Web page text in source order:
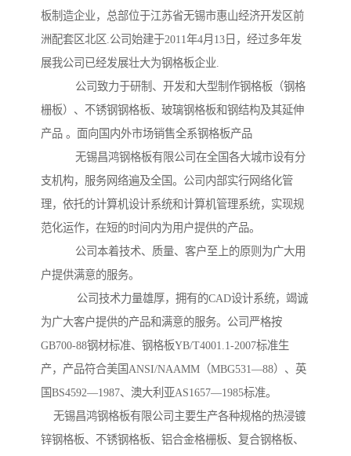
板制造企业，总部位于江苏省无锡市惠山经济开发区前
洲配套区北区.公司始建于2011年4月13日，经过多年发
展我公司已经发展壮大为钢格板企业.
公司致力于研制、开发和大型制作钢格板（钢格
栅板）、不锈钢钢格板、玻璃钢格板和钢结构及其延伸
产品 。面向国内外市场销售全系钢格板产品
无锡昌鸿钢格板有限公司在全国各大城市设有分
支机构，服务网络遍及全国。公司内部实行网络化管
理，依托的计算机设计系统和计算机管理系统，实现规
范化运作，在短的时间内为用户提供的产品。
公司本着技术、质量、客户至上的原则为广大用
户提供满意的服务。
公司技术力量雄厚，拥有的CAD设计系统，竭诚
为广大客户提供的产品和满意的服务。公司严格按
GB700-88钢材标准、钢格板YB/T4001.1-2007标准生
产，产品符合美国ANSI/NAAMM（MBG531—88）、英
国BS4592—1987、澳大利亚AS1657—1985标准。
无锡昌鸿钢格板有限公司主要生产各种规格的热浸镀
锌钢格板、不锈钢格板、铝合金格栅板、复合钢格板、